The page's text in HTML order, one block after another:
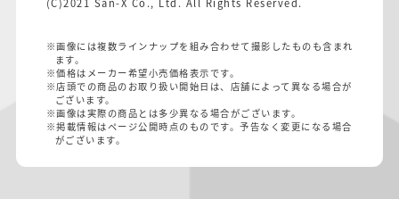
(C)2021 San-X Co., Ltd. All Rights Reserved.
※画像には複数ラインナップを組み合わせて撮影したものも含まれ
ます。
※価格はメーカー希望小売価格表示です。
※店頭での商品のお取り扱い開始日は、店舗によって異なる場合が
ございます。
※画像は実際の商品とは多少異なる場合がございます。
※掲載情報はページ公開時点のものです。予告なく変更になる場合
がございます。